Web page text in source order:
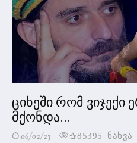
ციხეში რომ
მქონდა...
06/02/23 85395 ნახვა